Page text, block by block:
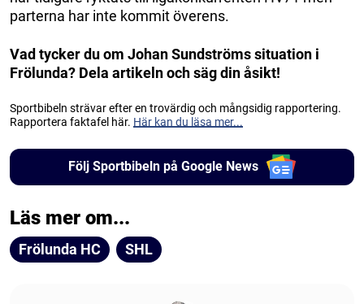
parterna har inte kommit överens.
Vad tycker du om Johan Sundströms situation i
Frölunda? Dela artikeln och säg din åsikt!
Sportbibeln strävar efter en trovärdig och mångsidig rapportering.
Rapportera faktafel här. Här kan du läsa mer...
Följ Sportbibeln på Google News
Läs mer om...
Frölunda HC SHL